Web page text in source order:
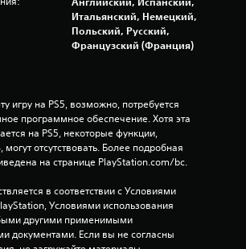
с
н
в
а
н
Итальянский, Немецкий,
Польский, Русский,
Французский (Франция)
игру на PS5, возможно, потребуется
программное обеспечение. Хотя эта
на PS5, некоторые функции,
могут отсутствовать. Более подробная
на странице PlayStation.com/bc.
в соответствии с Условиями
Условиями использования
другими применимыми
документами. Если вы не согласны